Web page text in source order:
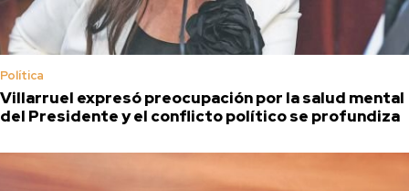
Política
Villarruel expresó preocupación por la salud mental
del Presidente y el conflicto político se profundiza